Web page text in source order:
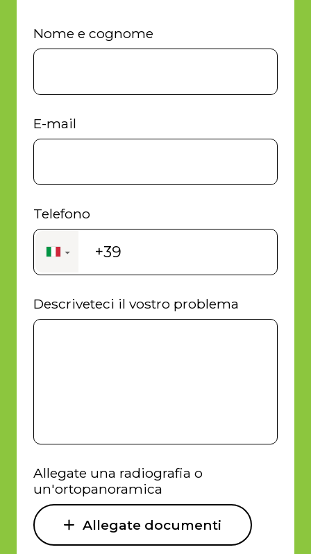
Nome e cognome
E-mail
Telefono
▼ +39
Descriveteci il vostro problema
Allegate una radiografia o
un'ortopanoramica
Allegate documenti